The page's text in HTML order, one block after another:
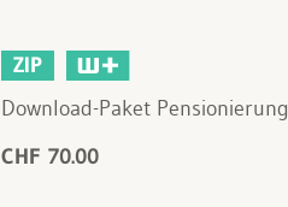
ZIP
Download-Paket Pensionierung
CHF 70.00